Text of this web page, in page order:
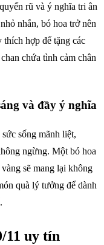
rũ và ý nghĩa tri ân
nhắn, bó hoa trở nên
thích hợp để tặng các
chứa tình cảm chân
và đầy ý nghĩa
sống mãnh liệt,
ngừng. Một bó hoa
sẽ mang lại không
quà lý tưởng để dành
11 uy tín